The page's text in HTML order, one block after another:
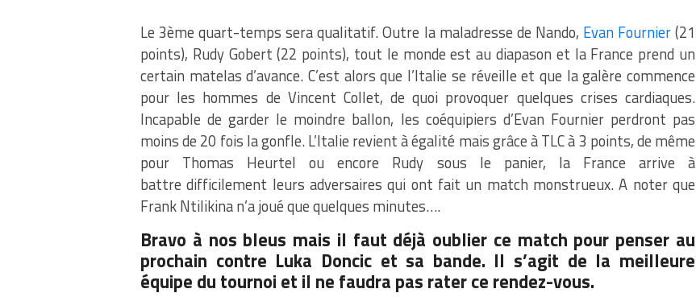
Le 3ème quart-temps sera qualitatif. Outre la maladresse de Nando, Evan Fournier(21
points), Rudy Gobert (22 points), tout le monde est au diapason et la France prend un
certain matelas d’avance. C’est alors que l’Italie se réveille et que la galère commence
pour les hommes de Vincent Collet, de quoi provoquer quelques crises cardiaques.
Incapable de garder le moindre ballon, les coéquipiers d’Evan Fournier perdront pas
moins de 20 fois la gonfle. L’Italie revient à égalité mais grâce à TLC à 3 points, de même
pour Thomas Heurtel ou encore Rudy sous le panier, la France arrive à
battre difficilement leurs adversaires qui ont fait un match monstrueux. A noter que
Frank Ntilikina n’a joué que quelques minutes….
Bravo à nos bleus mais il faut déjà oublier ce match pour penser au
prochain contre Luka Doncic et sa bande. Il s’agit de la meilleure
équipe du tournoi et il ne faudra pas rater ce rendez-vous.